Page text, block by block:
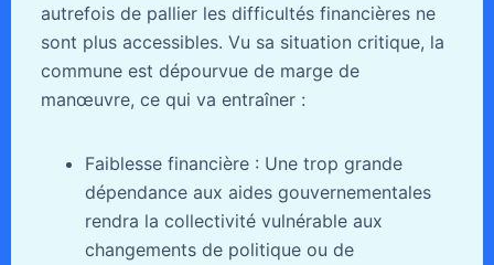
autrefois de pallier les difficultés financières ne
sont plus accessibles. Vu sa situation critique, la
commune est dépourvue de marge de
manœuvre, ce qui va entraîner :
Faiblesse financière : Une trop grande
dépendance aux aides gouvernementales
rendra la collectivité vulnérable aux
changements de politique ou de